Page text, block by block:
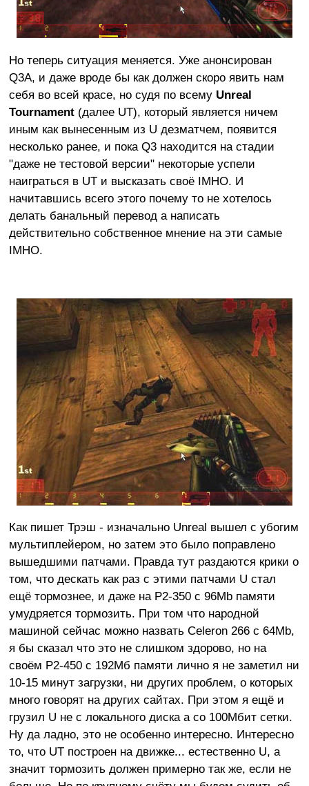
Но теперь ситуация меняется. Уже анонсирован
Q3A, и даже вроде бы как должен скоро явить нам
себя во всей красе, но судя по всему Unreal
Tournament(далее UT), который является ничем
иным как вынесенным из U дезматчем, появится
несколько ранее, и пока Q3 находится на стадии
"даже не тестовой версии" некоторые успели
наиграться в UT и высказать своё IMHO. И
начитавшись всего этого почему то не хотелось
делать банальный перевод а написать
действительно собственное мнение на эти самые
IMHO.
Как пишет Трэш - изначально Unreal вышел с убогим
мультиплейером, но затем это было поправлено
вышедшими патчами. Правда тут раздаются крики о
том, что дескать как раз с этими патчами U стал
ещё тормознее, и даже на P2-350 с 96Mb памяти
умудряется тормозить. При том что народной
машиной сейчас можно назвать Celeron 266 c 64Mb,
я бы сказал что это не слишком здорово, но на
своём P2-450 с 192Мб памяти лично я не заметил ни
10-15 минут загрузки, ни других проблем, о которых
много говорят на других сайтах. При этом я ещё и
грузил U не с локального диска а со 100Мбит сетки.
Ну да ладно, это не особенно интересно. Интересно
то, что UT построен на движке... естественно U, а
значит тормозить должен примерно так же, если не